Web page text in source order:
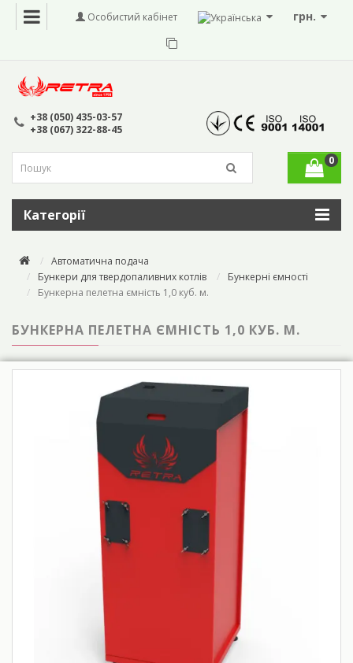
грн.
Особистий кабінет
+38 (050) 435-03-57
+38 (067) 322-88-45
0
Категорії
Автоматична подача
Бункери для твердопаливних котлів
Бункерні ємності
Бункерна пелетна ємність 1,0 куб. м.
БУНКЕРНА ПЕЛЕТНА ЄМНІСТЬ 1,0 КУБ. М.